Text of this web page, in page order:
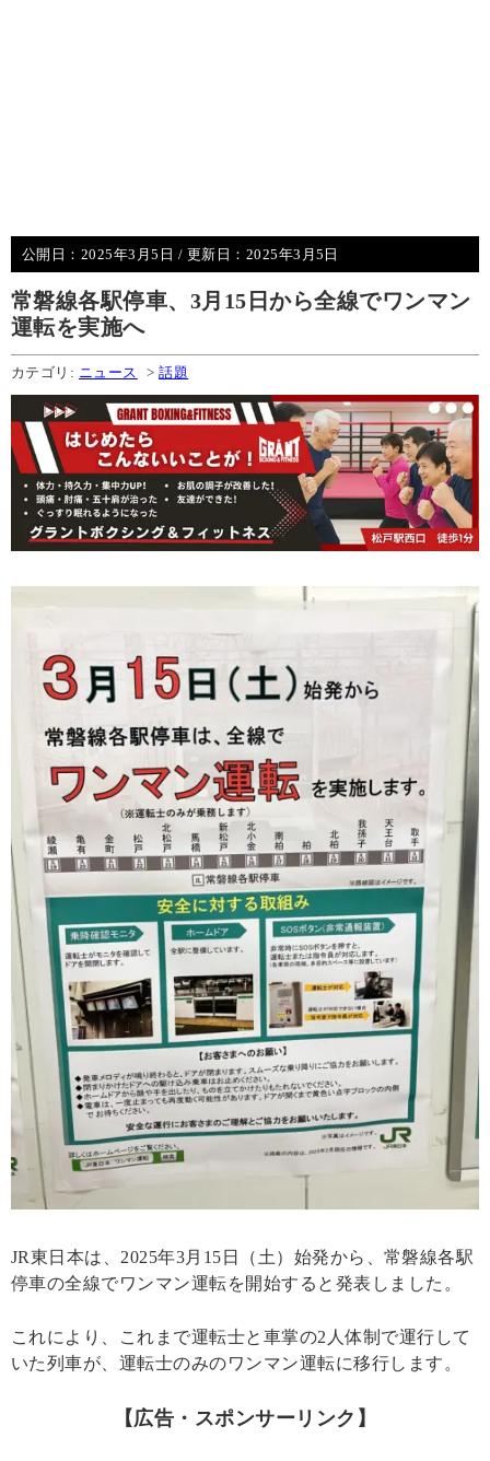
公開日： 2025年3月5日 / 更新日： 2025年3月5日
常磐線各駅停車、3月15日から全線でワンマン
運転を実施へ
カテゴリ: ニュース >話題
JR東日本は、2025年3月15日（土）始発から、常磐線各駅
停車の全線でワンマン運転を開始すると発表しました。
これにより、これまで運転士と車掌の2人体制で運行して
いた列車が、運転士のみのワンマン運転に移行します。
【広告・スポンサーリンク】